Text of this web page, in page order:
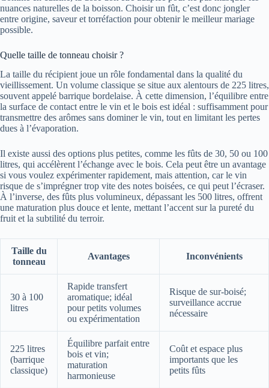
nuances naturelles de la boisson. Choisir un fût, c’est donc jongler
entre origine, saveur et torréfaction pour obtenir le meilleur mariage
possible.
Quelle taille de tonneau choisir ?
La taille du récipient joue un rôle fondamental dans la qualité du
vieillissement. Un volume classique se situe aux alentours de 225 litres,
souvent appelé barrique bordelaise. À cette dimension, l’équilibre entre
la surface de contact entre le vin et le bois est idéal : suffisamment pour
transmettre des arômes sans dominer le vin, tout en limitant les pertes
dues à l’évaporation.
Il existe aussi des options plus petites, comme les fûts de 30, 50 ou 100
litres, qui accélèrent l’échange avec le bois. Cela peut être un avantage
si vous voulez expérimenter rapidement, mais attention, car le vin
risque de s’imprégner trop vite des notes boisées, ce qui peut l’écraser.
À l’inverse, des fûts plus volumineux, dépassant les 500 litres, offrent
une maturation plus douce et lente, mettant l’accent sur la pureté du
fruit et la subtilité du terroir.
Taille du
tonneau
Avantages Inconvénients
30 à 100
litres
Rapide transfert
aromatique; idéal
pour petits volumes
ou expérimentation
Risque de sur-boisé;
surveillance accrue
nécessaire
225 litres
(barrique
classique)
Équilibre parfait entre
bois et vin;
maturation
harmonieuse
Coût et espace plus
importants que les
petits fûts